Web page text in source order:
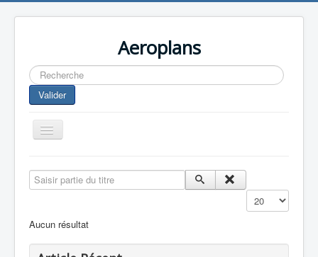
Aeroplans
Rechercher
Valider
Toggle
Navigation
Aviation Commerciale
Saisir partie du titre
Affichage #
Aucun résultat